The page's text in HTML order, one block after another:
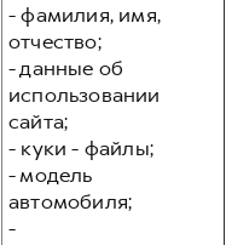
- фамилия, имя,
отчество;
- данные об
использовании
сайта;
- куки - файлы;
- модель
автомобиля;
-